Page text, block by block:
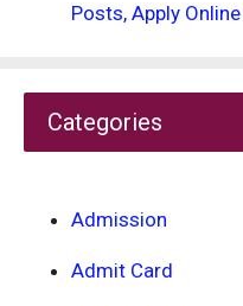
Posts, Apply Online
Categories
Admission
Admit Card